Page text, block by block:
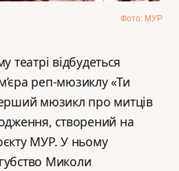
Фото: МУР
театрі відбудеться
реп-мюзиклу «Ти
мюзикл про митців
створений на
МУР. У ньому
Миколи